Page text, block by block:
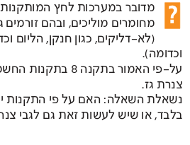
מדובר במערכות לחץ המותקנות במבני תעשייה ומחוץ להם, הבנויות
מחומרים מוליכים, ובהם זורמים גזים מסוגים שונים – אינרטיים
)לא-דליקים, כגון חנקן, הליום וכדומה(, או לא-אינרטיים )גפ"מ, מימן,
וכדומה(.
בתקנות החשמל )הארקות יסוד(, חובה להאריק
על-פי האמור בתקנה  8
צנרת גז.
נשאלת השאלה: האם על פי התקנות יש להאריק צינורות גזים דליקים
בלבד, או שיש לעשות זאת גם לגבי צנרת גזים אינרטיים, במבנה ומחוץ לו?